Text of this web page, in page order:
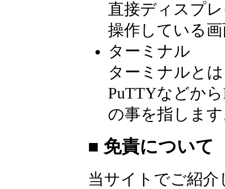
直接ディスプ
操作している
ターミナル
ターミナルと
PuTTYなどか
の事を指しま
■ 免責について
当サイトでご紹